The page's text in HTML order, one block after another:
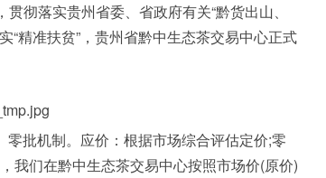
彻落实贵州省委、省政府有关“黔货出山、
“精准扶贫”，贵州省黔中生态茶交易中心正式
批机制。应价：根据市场综合评估定价;零
我们在黔中生态茶交易中心按照市场价(原价)